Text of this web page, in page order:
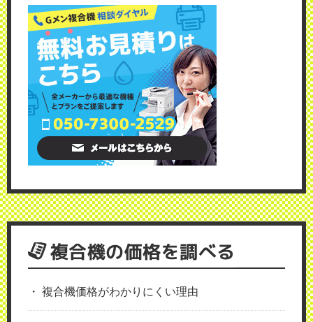
複合機の価格を調べる
複合機価格がわかりにくい理由